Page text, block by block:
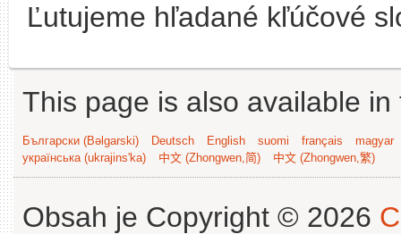
Ľutujeme hľadané kľúčové
This page is also available
Български (Bəlgarski) Deutsch English suomi français
magyar
українська (ukrajins'ka)
中文 (Zhongwen,简) 中文 (Zhongwen,繁)
Obsah je Copyright © 2026